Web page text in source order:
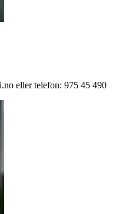
eller telefon: 975 45 490